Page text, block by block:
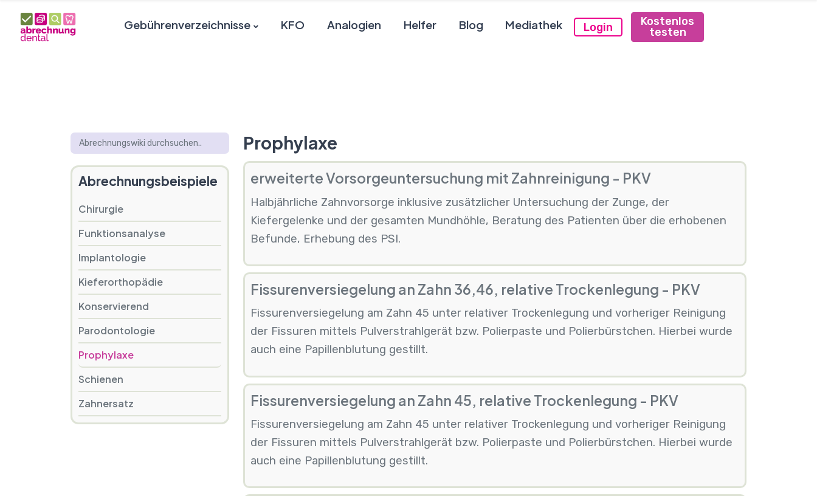
Gebührenverzeichnisse KFO Analogien Helfer Blog Mediathek Login
Kostenlos
testen
Abrechnungsbeispiele
Chirurgie
Funktionsanalyse
Implantologie
Kieferorthopädie
Konservierend
Parodontologie
Prophylaxe
Schienen
Zahnersatz
Prophylaxe
erweiterte Vorsorgeuntersuchung mit Zahnreinigung - PKV
Halbjährliche Zahnvorsorge inklusive zusätzlicher Untersuchung der Zunge, der
Kiefergelenke und der gesamten Mundhöhle, Beratung des Patienten über die erhobenen
Befunde, Erhebung des PSI.
Fissurenversiegelung an Zahn 36,46, relative Trockenlegung - PKV
Fissurenversiegelung am Zahn 45 unter relativer Trockenlegung und vorheriger Reinigung
der Fissuren mittels Pulverstrahlgerät bzw. Polierpaste und Polierbürstchen. Hierbei wurde
auch eine Papillenblutung gestillt.
Fissurenversiegelung an Zahn 45, relative Trockenlegung - PKV
Fissurenversiegelung am Zahn 45 unter relativer Trockenlegung und vorheriger Reinigung
der Fissuren mittels Pulverstrahlgerät bzw. Polierpaste und Polierbürstchen. Hierbei wurde
auch eine Papillenblutung gestillt.